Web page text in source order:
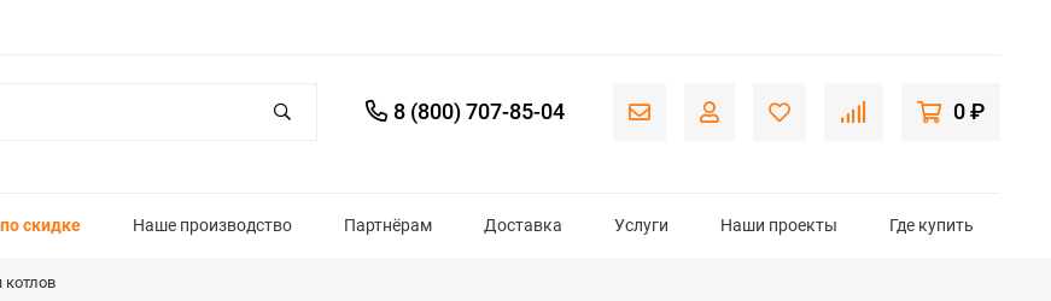
8 (800) 707-85-04 0 ₽
скидке Наше производство Партнёрам Доставка Услуги Наши проекты Где купить